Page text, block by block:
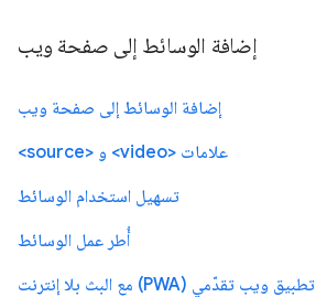
إضافة الوسائط إلى صفحة ويب
إضافة الوسائط إلى صفحة ويب
علامات <video> و <source>
تسهيل استخدام الوسائط
أُطر عمل الوسائط
تطبيق ويب تقدّمي (PWA) مع البث بلا إنترنت